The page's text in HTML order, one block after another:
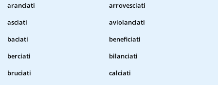
aranciati
arrovesciati
asciati
aviolanciati
baciati
beneficiati
berciati
bilanciati
bruciati
calciati